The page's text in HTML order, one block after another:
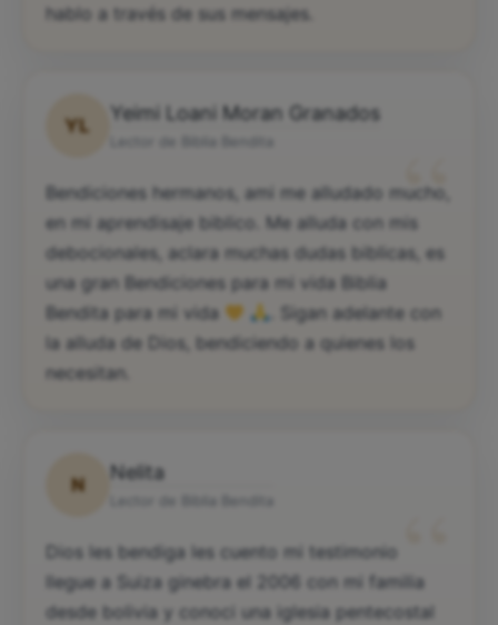
hablo a través de sus mensajes.
YL
Yeimi Loani Moran Granados
“
Bendiciones hermanos, ami me alludado mucho,
en mi aprendisaje biblico. Me alluda con mis
debocionales, aclara muchas dudas biblicas, es
una gran Bendiciones para mi vida Biblia
Bendita para mi vida
. Sigan adelante con
la alluda de Dios, bendiciendo a quienes los
necesitan.
N
Nelita
“
Dios les bendiga les cuento mi testimonio
llegue a Suiza ginebra el 2006 con mi familia
desde bolivia y conoci una iglesia pentecostal